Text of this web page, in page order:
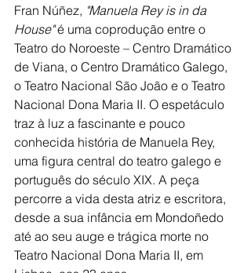
Fran Núñez, "Manuela Rey is in da
House" é uma coprodução entre o
Teatro do Noroeste – Centro Dramático
de Viana, o Centro Dramático Galego,
o Teatro Nacional São João e o Teatro
Nacional Dona Maria II. O espetáculo
traz à luz a fascinante e pouco
conhecida história de Manuela Rey,
uma figura central do teatro galego e
português do século XIX. A peça
percorre a vida desta atriz e escritora,
desde a sua infância em Mondoñedo
até ao seu auge e trágica morte no
Teatro Nacional Dona Maria II, em